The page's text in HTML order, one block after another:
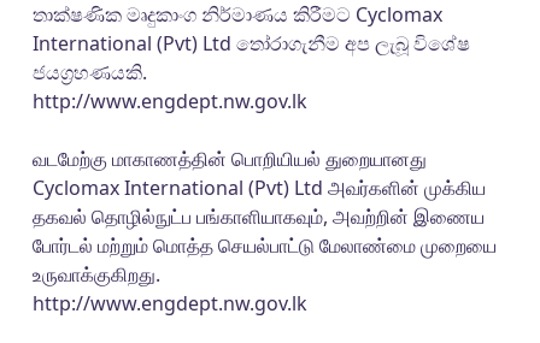
තාක්ෂණික මෘදුකාංග නිර්මාණය කිරීමට Cyclomax
International (Pvt) Ltd තෝරාගැනීම අප ලැබූ විශේෂ
ජයග්‍රහණයකි.
http://www.engdept.nw.gov.lk
வடமேற்கு மாகாணத்தின் பொறியியல் துறையானது
Cyclomax International (Pvt) Ltd அவர்களின் முக்கிய
தகவல் தொழில்நுட்ப பங்காளியாகவும், அவற்றின் இணைய
போர்டல் மற்றும் மொத்த செயல்பாட்டு மேலாண்மை முறையை
உருவாக்குகிறது.
http://www.engdept.nw.gov.lk